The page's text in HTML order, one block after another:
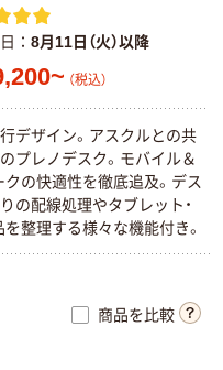
8月11日（火）以降
（税込）
デザイン。アスクルとの共
プレノデスク。モバイル＆
クの快適性を徹底追及。デス
の配線処理やタブレット・
を整理する様々な機能付き。
商品を比較